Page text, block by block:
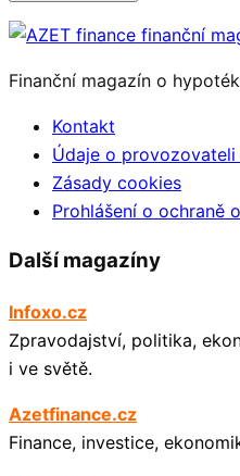
Finanční magazín o
Kontakt
Údaje o
Zásady cookies
Prohlášení o ochraně
Další magazíny
Infoxo.cz
Zpravodajství, politika,
i ve světě.
Azetfinance.cz
Finance, investice,